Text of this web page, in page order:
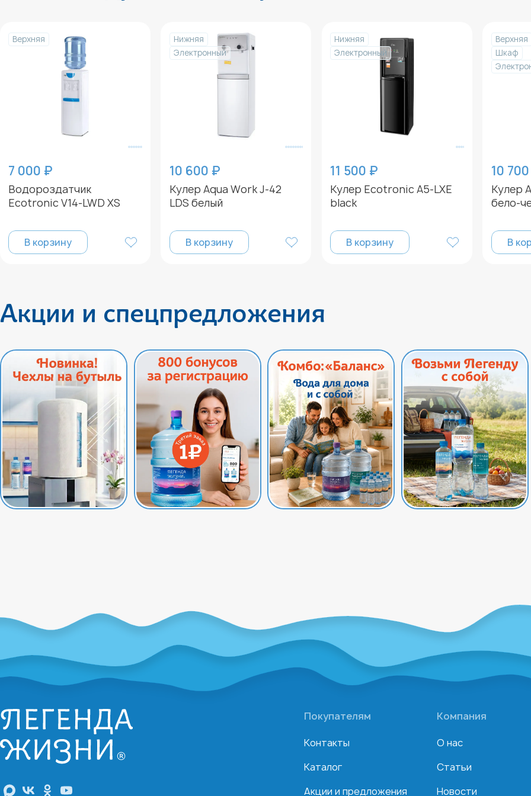
Верхняя
7 000 ₽
Водороздатчик
Ecotronic V14-LWD XS
В корзину
Нижняя
Электронный
10 600 ₽
Кулер Aqua Work J-42
LDS белый
В корзину
Нижняя
Электронный
11 500 ₽
Кулер Ecotronic A5-LXE
black
В корзину
Верхняя
Шкаф
10
Кулер
бело-
В
Акции и спецпредложения
Покупателям
Контакты
Каталог
Акции и предложения
Компания
О нас
Статьи
Новости